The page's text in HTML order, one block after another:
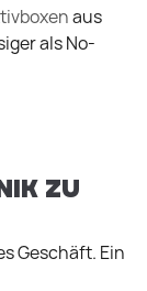
aus
als No-
zu
Geschäft. Ein